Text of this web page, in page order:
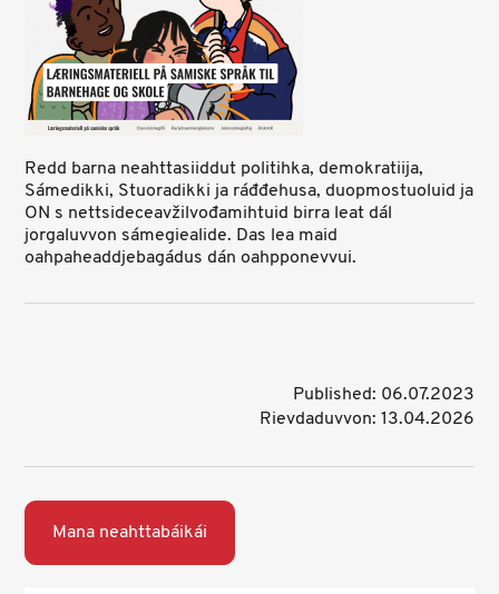
Redd barna neahttasiiddut politihka, demokratiija,
Sámedikki, Stuoradikki ja ráđđehusa, duopmostuoluid ja
ON s nettsideceavžilvođamihtuid birra leat dál
jorgaluvvon sámegiealide. Das lea maid
oahpaheaddjebagádus dán oahpponevvui.
Published: 06.07.2023
Rievdaduvvon: 13.04.2026
Mana neahttabáikái